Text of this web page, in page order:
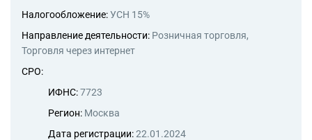
Налогообложение:УСН 15%
Направление деятельности: Розничная торговля,
Торговля через интернет
СРО:
ИФНС:7723
Регион: Москва
Дата регистрации:22.01.2024